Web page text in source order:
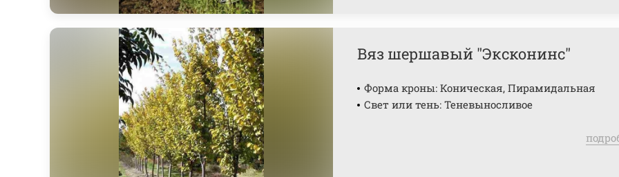
Вяз шершавый "Эксконинс"
Форма кроны: Коническая, Пирамидальная
Свет или тень: Теневыносливое